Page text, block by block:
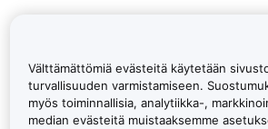
Välttämättömiä evästeitä käytetään
turvallisuuden varmistamiseen.
myös toiminnallisia, analytiikka-,
median evästeitä muistaaksemme